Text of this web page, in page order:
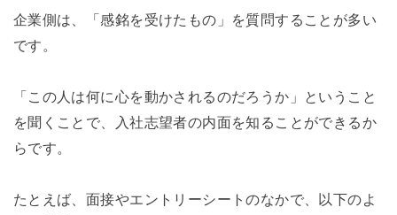
企業側は、「感銘を受けたもの」を質問することが多い
です。
「この人は何に心を動かされるのだろうか」ということ
を聞くことで、入社志望者の内面を知ることができるか
らです。
たとえば、面接やエントリーシートのなかで、以下のよ